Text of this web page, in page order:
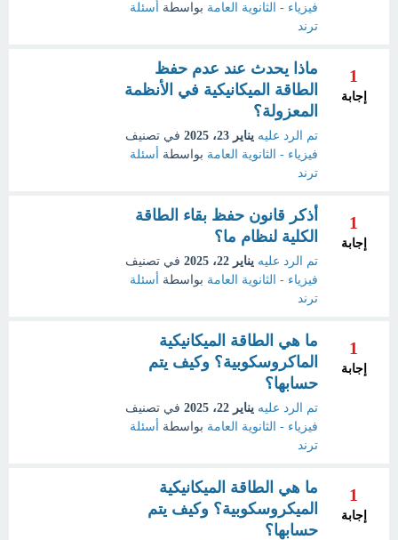
فيزياء - الثانوية العامة بواسطة
أسئلة
ترند
1
إجابة
ماذا يحدث عند عدم حفظ
الطاقة الميكانيكية في الأنظمة
المعزولة؟
تم الرد عليه يناير 23، 2025
في تصنيف
فيزياء - الثانوية العامة بواسطة
أسئلة
ترند
1
إجابة
أذكر قانون حفظ بقاء الطاقة
الكلية لنظام ما؟
تم الرد عليه يناير 22، 2025
في تصنيف
فيزياء - الثانوية العامة بواسطة
أسئلة
ترند
1
إجابة
ما هي الطاقة الميكانيكية
الماكروسكوبية؟ وكيف يتم
حسابها؟
تم الرد عليه يناير 22، 2025
في تصنيف
فيزياء - الثانوية العامة بواسطة
أسئلة
ترند
1
إجابة
ما هي الطاقة الميكانيكية
الميكروسكوبية؟ وكيف يتم
حسابها؟